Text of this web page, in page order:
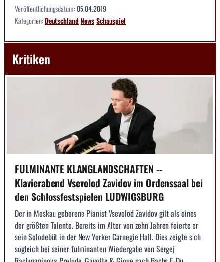
Veröffentlichungsdatum:05.04.2019
Kategorien:DeutschlandNewsSchauspiel
Kritiken
FULMINANTE KLANGLANDSCHAFTEN --
Klavierabend Vsevolod Zavidov im Ordenssaal bei
den Schlossfestspielen LUDWIGSBURG
Der in Moskau geborene Pianist Vsevolod Zavidov gilt als eines
der größten Talente. Bereits im Alter von zehn Jahren feierte er
sein Solodebüt in der New Yorker Carnegie Hall. Dies zeigte sich
sogleich bei seiner fulminanten Wiedergabe von Sergej